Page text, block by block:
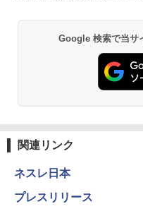
Google 検索で当サ
関連リンク
ネスレ日本
プレスリリース